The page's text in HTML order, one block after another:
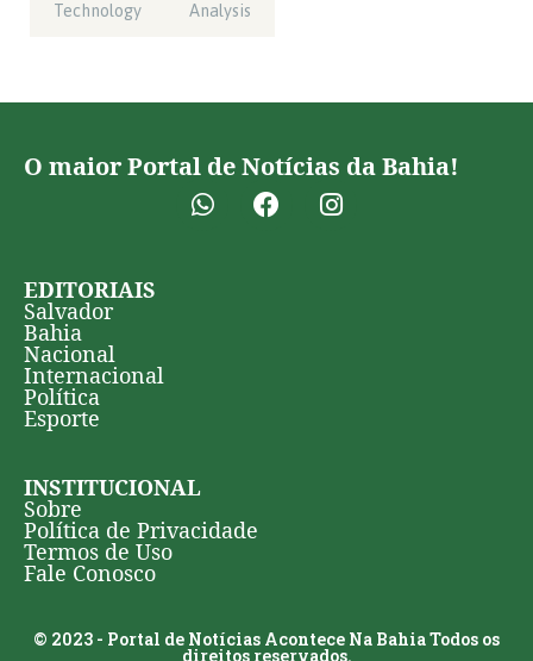
Technology Analysis
O maior Portal de Notícias da Bahia!
EDITORIAIS
Salvador
Bahia
Nacional
Internacional
Política
Esporte
INSTITUCIONAL
Sobre
Política de Privacidade
Termos de Uso
Fale Conosco
© 2023 - Portal de Notícias Acontece Na Bahia Todos os
direitos reservados.